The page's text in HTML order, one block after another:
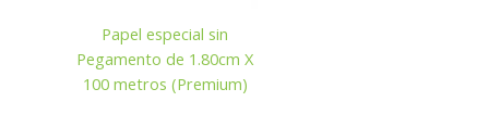
Papel especial sin
Pegamento de 1.80cm X
100 metros (Premium)